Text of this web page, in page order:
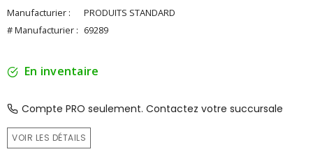
Manufacturier :
PRODUITS STANDARD
# Manufacturier : 69289
En inventaire
Compte PRO seulement. Contactez votre succursale
VOIR LES DÉTAILS